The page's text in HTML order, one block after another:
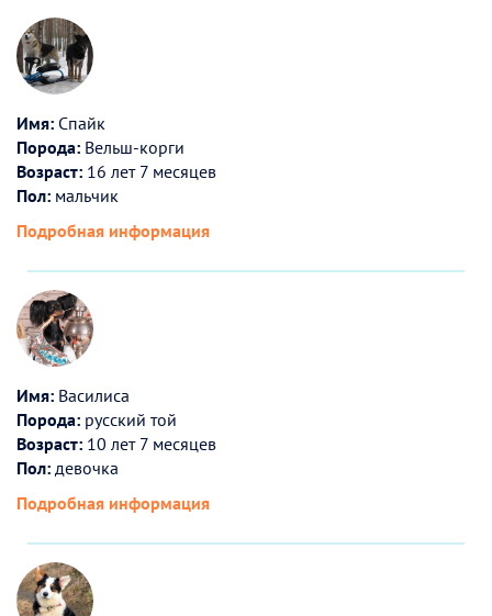
Имя: Спайк
Порода: Вельш-корги
Возраст: 16 лет 7 месяцев
Пол: мальчик
Подробная информация
Имя: Василиса
Порода: русский той
Возраст: 10 лет 7 месяцев
Пол: девочка
Подробная информация